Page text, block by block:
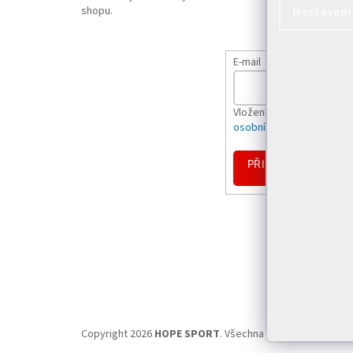
shopu.
E-mail
Vložením e-mailu
osobních údajů
PŘIHLÁSIT
Copyright 2026 HOPE SPORT. Všechna práva vyhrazena.